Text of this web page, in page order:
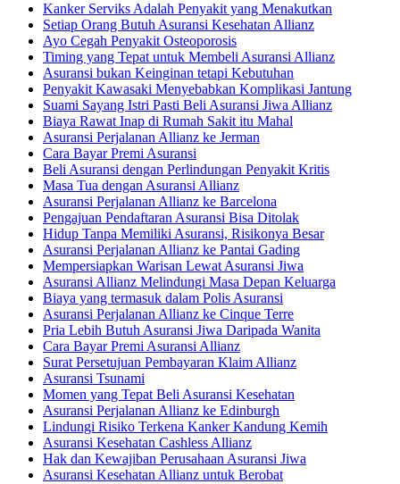
Kanker Serviks Adalah Penyakit yang Menakutkan
Setiap Orang Butuh Asuransi Kesehatan Allianz
Ayo Cegah Penyakit Osteoporosis
Timing yang Tepat untuk Membeli Asuransi Allianz
Asuransi bukan Keinginan tetapi Kebutuhan
Penyakit Kawasaki Menyebabkan Komplikasi Jantung
Suami Sayang Istri Pasti Beli Asuransi Jiwa Allianz
Biaya Rawat Inap di Rumah Sakit itu Mahal
Asuransi Perjalanan Allianz ke Jerman
Cara Bayar Premi Asuransi
Beli Asuransi dengan Perlindungan Penyakit Kritis
Masa Tua dengan Asuransi Allianz
Asuransi Perjalanan Allianz ke Barcelona
Pengajuan Pendaftaran Asuransi Bisa Ditolak
Hidup Tanpa Memiliki Asuransi, Risikonya Besar
Asuransi Perjalanan Allianz ke Pantai Gading
Mempersiapkan Warisan Lewat Asuransi Jiwa
Asuransi Allianz Melindungi Masa Depan Keluarga
Biaya yang termasuk dalam Polis Asuransi
Asuransi Perjalanan Allianz ke Cinque Terre
Pria Lebih Butuh Asuransi Jiwa Daripada Wanita
Cara Bayar Premi Asuransi Allianz
Surat Persetujuan Pembayaran Klaim Allianz
Asuransi Tsunami
Momen yang Tepat Beli Asuransi Kesehatan
Asuransi Perjalanan Allianz ke Edinburgh
Lindungi Risiko Terkena Kanker Kandung Kemih
Asuransi Kesehatan Cashless Allianz
Hak dan Kewajiban Perusahaan Asuransi Jiwa
Asuransi Kesehatan Allianz untuk Berobat